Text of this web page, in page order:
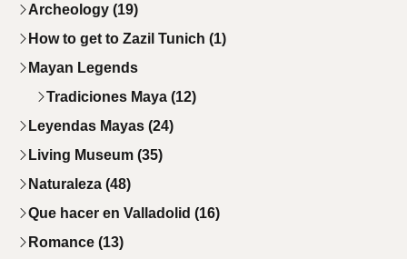
Archeology (19)
How to get to Zazil Tunich (1)
Mayan Legends
Tradiciones Maya (12)
Leyendas Mayas (24)
Living Museum (35)
Naturaleza (48)
Que hacer en Valladolid (16)
Romance (13)